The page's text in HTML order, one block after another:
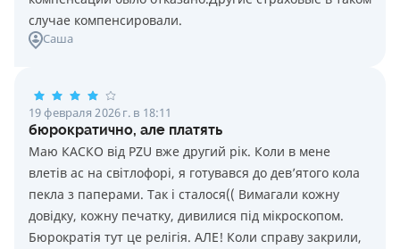
случае компенсировали.
Саша
19 февраля 2026 г. в 18:11
бюрократично, але платять
Маю КАСКО від PZU вже другий рік. Коли в мене
влетів ас на світлофорі, я готувався до дев’ятого кола
пекла з паперами. Так і сталося(( Вимагали кожну
довідку, кожну печатку, дивилися під мікроскопом.
Бюрократія тут це релігія. АЛЕ! Коли справу закрили,